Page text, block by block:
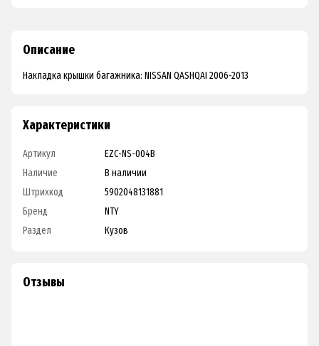
Описание
Накладка крышки багажника: NISSAN QASHQAI 2006-2013
Характеристики
Артикул
EZC-NS-004B
Наличие
В наличии
Штрихкод
5902048131881
Бренд
NTY
Раздел
Кузов
Отзывы